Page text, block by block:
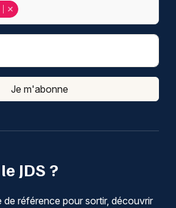
JDS ?
de référence pour sortir, découvrir
Je m'abonne